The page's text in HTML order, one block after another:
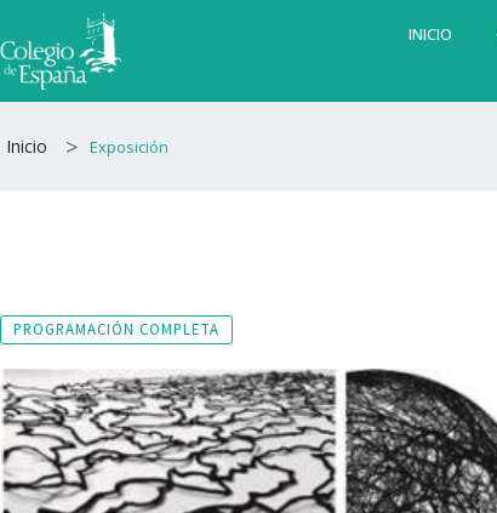
al
contenido
INICIO
Inicio > Exposición
PROGRAMACIÓN COMPLETA